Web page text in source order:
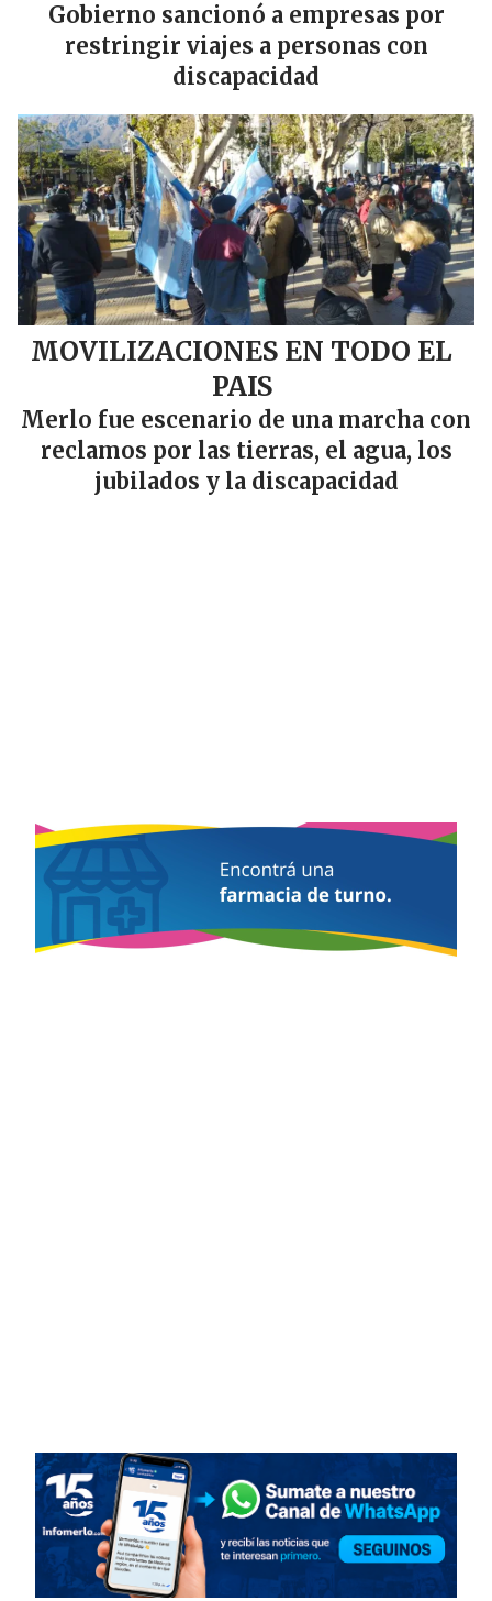
Gobierno sancionó a empresas por
restringir viajes a personas con
discapacidad
MOVILIZACIONES EN TODO EL
PAIS
Merlo fue escenario de una marcha con
reclamos por las tierras, el agua, los
jubilados y la discapacidad